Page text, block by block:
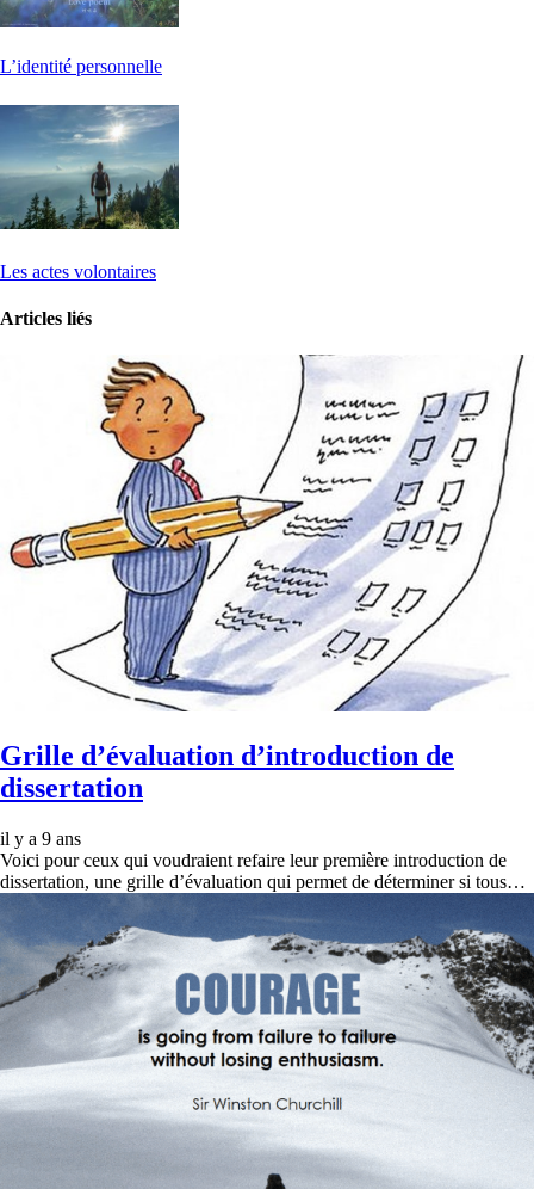
L’identité personnelle
Les actes volontaires
Articles liés
Grille d’évaluation d’introduction de
dissertation
il y a 9 ans
Voici pour ceux qui voudraient refaire leur première introduction de
dissertation, une grille d’évaluation qui permet de déterminer si tous…